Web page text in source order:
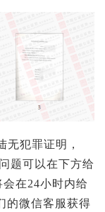
无犯罪证明，
题可以在下方给
在24小时内给
的微信客服获得